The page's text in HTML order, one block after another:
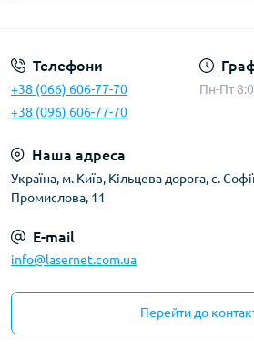
Телефони
+38 (066) 606-77-70
+38 (096) 606-77-70
Пн-Пт
Наша адреса
Українa, м. Київ, Кільцева дорога, с.
Промислова, 11
E-mail
info@lasernet.com.ua
Перейти до